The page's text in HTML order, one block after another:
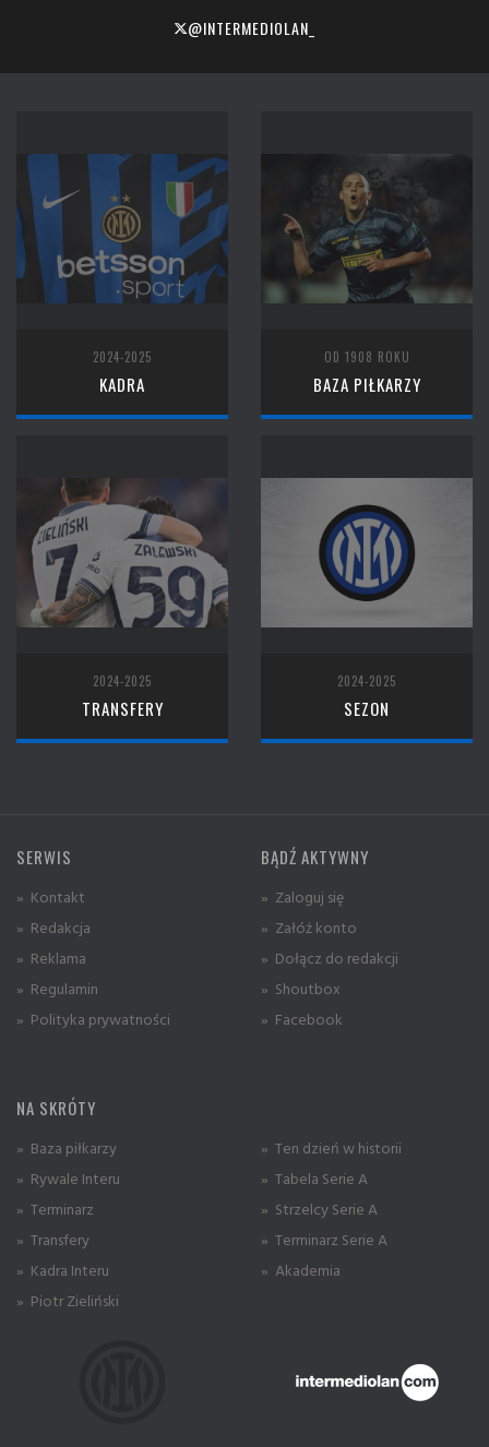
@INTERMEDIOLAN_
2024-2025
KADRA
OD 1908 ROKU
BAZA PIŁKARZY
2024-2025
TRANSFERY
2024-2025
SEZON
SERWIS
» Kontakt
» Redakcja
» Reklama
» Regulamin
» Polityka prywatności
BĄDŹ AKTYWNY
» Zaloguj się
» Załóż konto
» Dołącz do redakcji
» Shoutbox
» Facebook
NA SKRÓTY
» Baza piłkarzy
» Rywale Interu
» Terminarz
» Transfery
» Kadra Interu
» Piotr Zieliński
» Ten dzień w historii
» Tabela Serie A
» Strzelcy Serie A
» Terminarz Serie A
» Akademia